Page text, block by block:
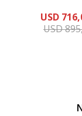
USD
USD